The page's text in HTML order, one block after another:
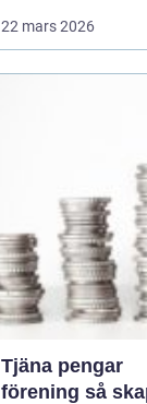
kombination som
&aum...
22 mars 2026
Tjäna pengar
förening så skapar